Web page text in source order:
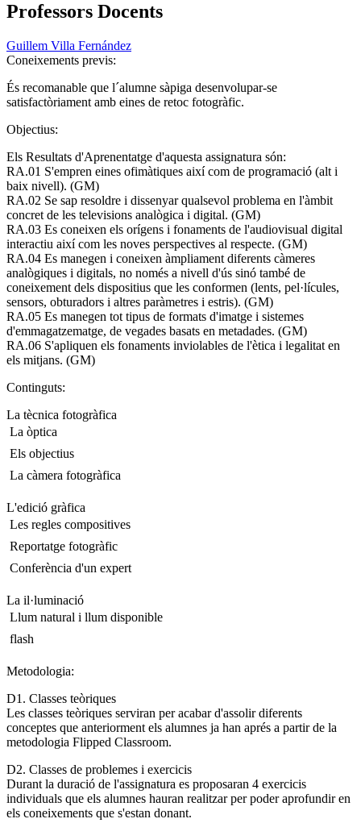
Professors Docents
Guillem Villa Fernández
Coneixements previs:
És recomanable que l´alumne sàpiga desenvolupar-se
satisfactòriament amb eines de retoc fotogràfic.
Objectius:
Els Resultats d'Aprenentatge d'aquesta assignatura són:
RA.01 S'empren eines ofimàtiques així com de programació (alt i
baix nivell). (GM)
RA.02 Se sap resoldre i dissenyar qualsevol problema en l'àmbit
concret de les televisions analògica i digital. (GM)
RA.03 Es coneixen els orígens i fonaments de l'audiovisual digital
interactiu així com les noves perspectives al respecte. (GM)
RA.04 Es manegen i coneixen àmpliament diferents càmeres
analògiques i digitals, no només a nivell d'ús sinó també de
coneixement dels dispositius que les conformen (lents, pel·lícules,
sensors, obturadors i altres paràmetres i estris). (GM)
RA.05 Es manegen tot tipus de formats d'imatge i sistemes
d'emmagatzematge, de vegades basats en metadades. (GM)
RA.06 S'apliquen els fonaments inviolables de l'ètica i legalitat en
els mitjans. (GM)
Continguts:
La tècnica fotogràfica
 La òptica
 Els objectius
 La càmera fotogràfica
L'edició gràfica
 Les regles compositives
 Reportatge fotogràfic
 Conferència d'un expert
La il·luminació
 Llum natural i llum disponible
 flash
Metodologia:
D1. Classes teòriques
Les classes teòriques serviran per acabar d'assolir diferents
conceptes que anteriorment els alumnes ja han aprés a partir de la
metodologia Flipped Classroom.
D2. Classes de problemes i exercicis
Durant la duració de l'assignatura es proposaran 4 exercicis
individuals que els alumnes hauran realitzar per poder aprofundir en
els coneixements que s'estan donant.